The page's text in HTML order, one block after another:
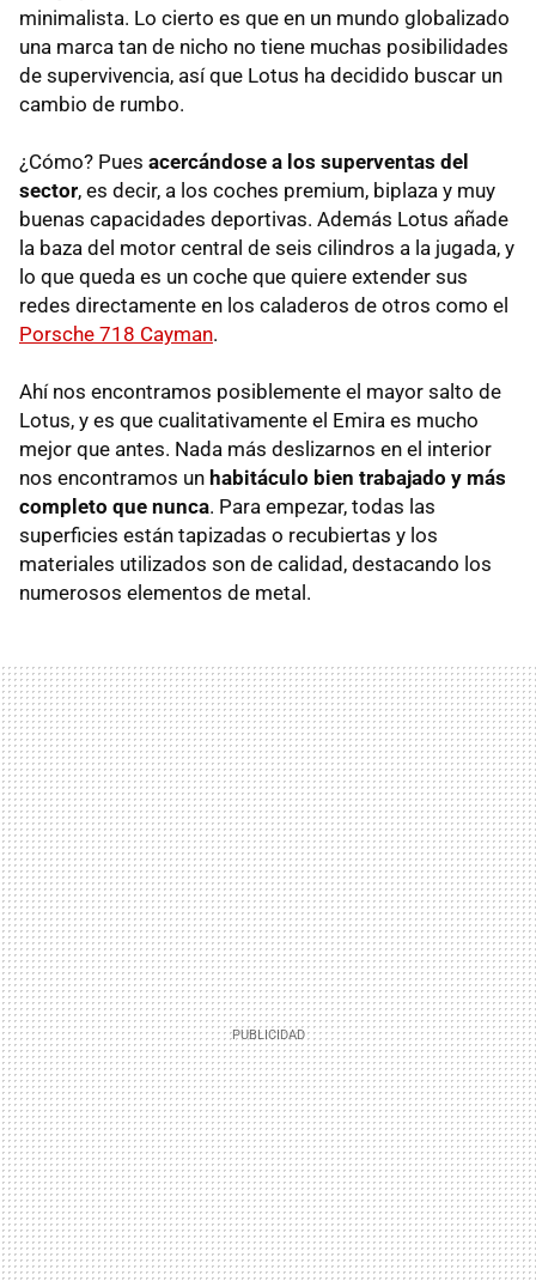
minimalista. Lo cierto es que en un mundo globalizado
una marca tan de nicho no tiene muchas posibilidades
de supervivencia, así que Lotus ha decidido buscar un
cambio de rumbo.
¿Cómo? Pues acercándose a los superventas del
sector, es decir, a los coches premium, biplaza y muy
buenas capacidades deportivas. Además Lotus añade
la baza del motor central de seis cilindros a la jugada, y
lo que queda es un coche que quiere extender sus
redes directamente en los caladeros de otros como el
Porsche 718 Cayman.
Ahí nos encontramos posiblemente el mayor salto de
Lotus, y es que cualitativamente el Emira es mucho
mejor que antes. Nada más deslizarnos en el interior
nos encontramos un habitáculo bien trabajado y más
completo que nunca. Para empezar, todas las
superficies están tapizadas o recubiertas y los
materiales utilizados son de calidad, destacando los
numerosos elementos de metal.